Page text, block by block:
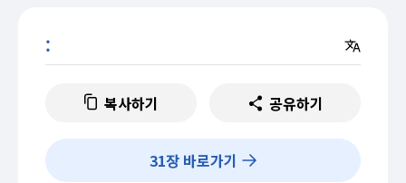
:
복사하기 공유하기
31장 바로가기